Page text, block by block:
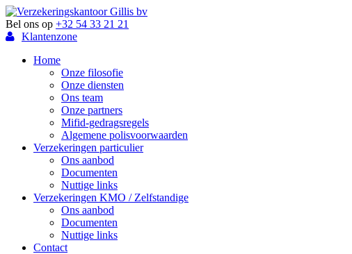
Bel ons op +32 54 33 21 21
Klantenzone
Home
Onze filosofie
Onze diensten
Ons team
Onze partners
Mifid-gedragsregels
Algemene polisvoorwaarden
Verzekeringen particulier
Ons aanbod
Documenten
Nuttige links
Verzekeringen KMO / Zelfstandige
Ons aanbod
Documenten
Nuttige links
Contact